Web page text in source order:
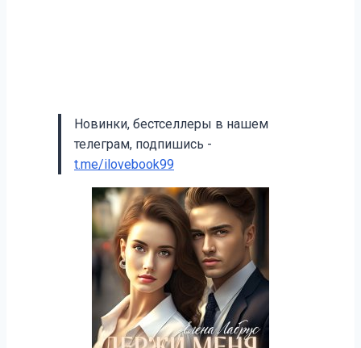
Новинки, бестселлеры в нашем
телеграм, подпишись -
t.me/ilovebook99